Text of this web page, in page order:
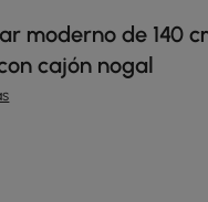
moderno de 140
cajón nogal